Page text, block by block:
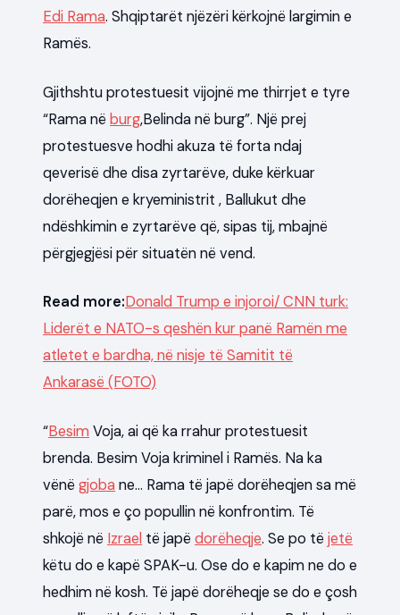
Edi Rama. Shqiptarët njëzëri kërkojnë largimin e
Ramës.
Gjithshtu protestuesit vijojnë me thirrjet e tyre
“Rama në burg,Belinda në burg”. Një prej
protestuesve hodhi akuza të forta ndaj
qeverisë dhe disa zyrtarëve, duke kërkuar
dorëheqjen e kryeministrit , Ballukut dhe
ndëshkimin e zyrtarëve që, sipas tij, mbajnë
përgjegjësi për situatën në vend.
Read more:Donald Trump e injoroi/ CNN turk:
Liderët e NATO-s qeshën kur panë Ramën me
atletet e bardha, në nisje të Samitit të
Ankarasë (FOTO)
“Besim Voja, ai që ka rrahur protestuesit
brenda. Besim Voja kriminel i Ramës. Na ka
vënë gjoba ne… Rama të japë dorëheqjen sa më
parë, mos e ço popullin në konfrontim. Të
shkojë në Izrael të japë dorëheqje. Se po të jetë
këtu do e kapë SPAK-u. Ose do e kapim ne do e
hedhim në kosh. Të japë dorëheqje se do e çosh